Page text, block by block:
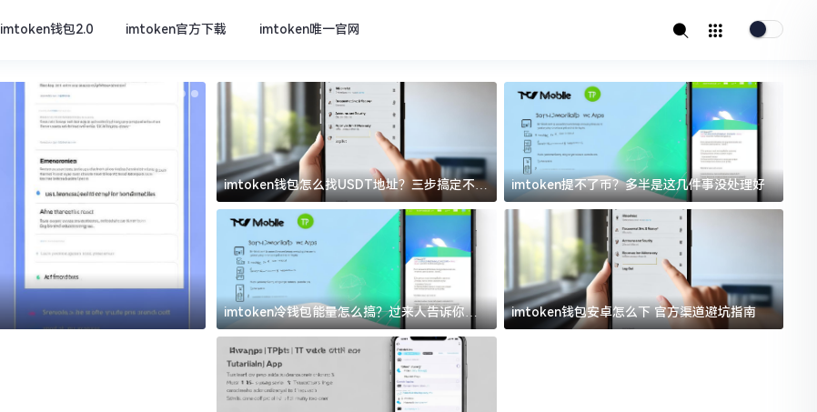
imtoken钱包2.0 imtoken官方下载 imtoken唯一官网
imtoken官方下载
imtoken钱包怎么找USDT地址？三步搞定不踩
坑
imtoken提不了币？多半是这几件事没处理好
imtoken冷钱包能量怎么搞？过来人告诉你门
道
imtoken钱包安卓怎么下 官方渠道避坑指南